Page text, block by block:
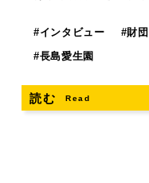
#インタビュー #財
#長島愛生園
読む Read